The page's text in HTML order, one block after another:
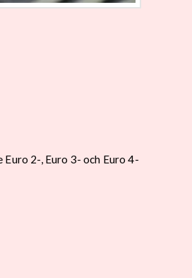
2-, Euro 3- och Euro 4-